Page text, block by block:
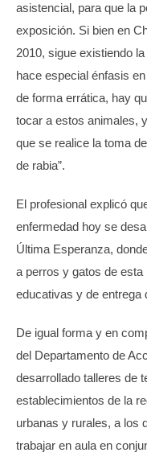
asistencial, para que la
exposición. Si bien en
2010, sigue existiendo
hace especial énfasis
de forma errática, hay
tocar a estos animales,
que se realice la toma
de rabia”.
El profesional explicó
enfermedad hoy se
Última Esperanza,
a perros y gatos de
educativas y de entrega
De igual forma y en
del Departamento de
desarrollado talleres de
establecimientos de la
urbanas y rurales, a los
trabajar en aula en